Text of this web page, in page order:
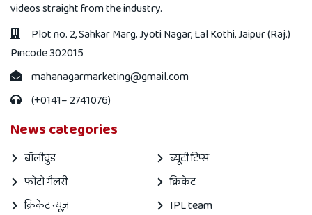
videos straight from the industry.
Plot no. 2, Sahkar Marg, Jyoti Nagar, Lal Kothi, Jaipur (Raj.)
Pincode 302015
mahanagarmarketing@gmail.com
(+0141– 2741076)
News categories
बॉलीवुड
ब्यूटी टिप्स
फोटो गैलरी
क्रिकेट
क्रिकेट न्यूज़
IPL team